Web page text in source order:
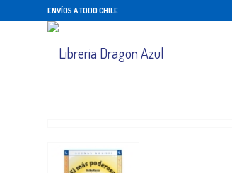
ENVÍOS A TODO CHILE